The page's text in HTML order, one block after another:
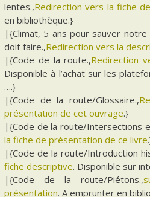
lentes.,Redirection vers la fiche
en bibliothèque.}
|{Climat, 5 ans pour sauver notre
doit faire.,Redirection vers la
|{Code de la route.,Redirection
Disponible à l’achat sur les
….}
|{Code de la route/Glossaire.,
présentation de cet ouvrage.}
|{Code de la route/Intersections
la fiche de présentation de ce livre
|{Code de la route/Introduction
fiche descriptive. Disponible sur
|{Code de la route/Piétons.,
présentation. A emprunter en